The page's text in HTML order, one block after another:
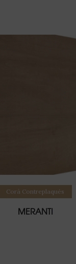
Lire la suite
Corà Contreplaqués
MERANTI